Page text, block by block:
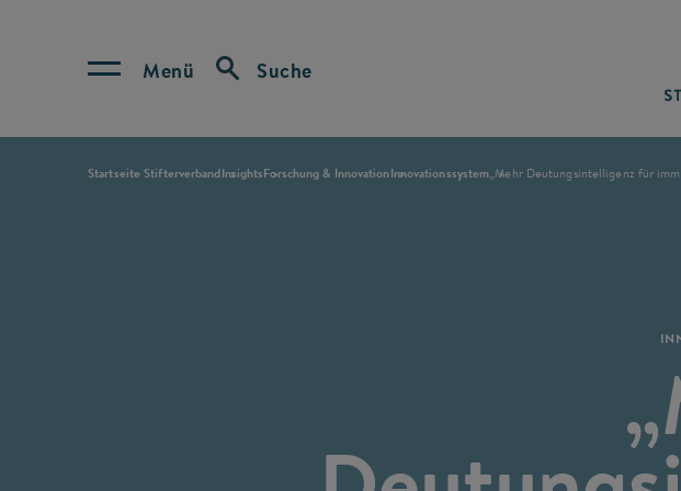
Menü Suche
Startseite StifterverbandInsightsForschung & InnovationInnovationssystem„Mehr Deutungsintelligenz für